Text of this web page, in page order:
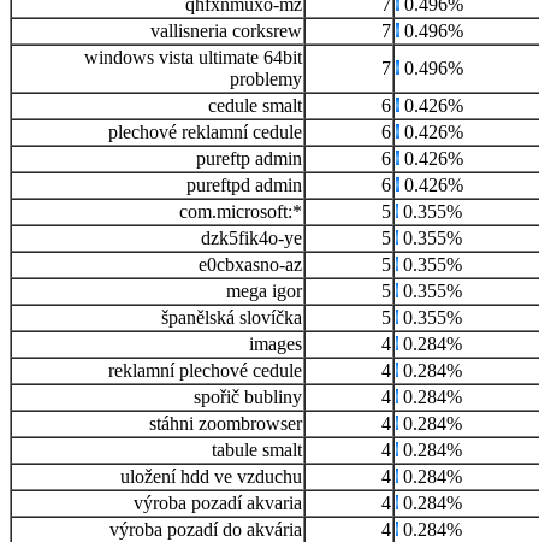
qhfxnmuxo-mz
7
0.496%
vallisneria corksrew
7
0.496%
windows vista ultimate 64bit
problemy
7
0.496%
cedule smalt
6
0.426%
plechové reklamní cedule
6
0.426%
pureftp admin
6
0.426%
pureftpd admin
6
0.426%
com.microsoft:*
5 0.355%
dzk5fik4o-ye
5 0.355%
e0cbxasno-az
5 0.355%
mega igor
5 0.355%
španělská slovíčka
5 0.355%
images
4 0.284%
reklamní plechové cedule
4 0.284%
spořič bubliny
4 0.284%
stáhni zoombrowser
4 0.284%
tabule smalt
4 0.284%
uložení hdd ve vzduchu
4 0.284%
výroba pozadí akvaria
4 0.284%
výroba pozadí do akvária
4 0.284%